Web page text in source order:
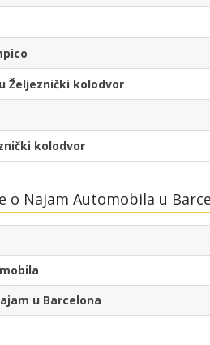
Željeznički kolodvor
kolodvor
o Najam Automobila u
u Barcelona